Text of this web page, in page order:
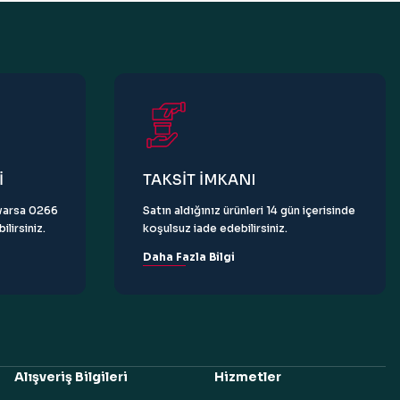
0266
TAKSİT İMKANI
Satın aldığınız ürünleri 14 gün içerisinde
koşulsuz iade edebilirsiniz.
Daha Fazla Bilgi
Alışveriş Bilgileri Hizmetler